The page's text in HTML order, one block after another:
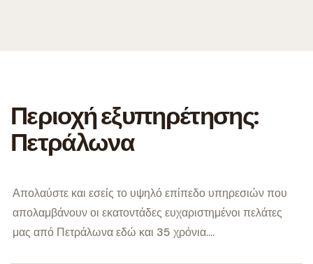
Περιοχή εξυπηρέτησης:
Πετράλωνα
Απολαύστε και εσείς το υψηλό επίπεδο υπηρεσιών που
απολαμβάνουν οι εκατοντάδες ευχαριστημένοι πελάτες
μας από Πετράλωνα εδώ και 35 χρόνια....